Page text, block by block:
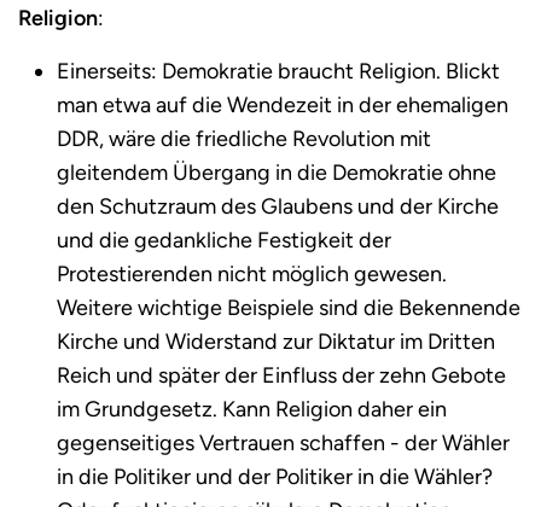
Religion:
Einerseits: Demokratie braucht Religion. Blickt
man etwa auf die Wendezeit in der ehemaligen
DDR, wäre die friedliche Revolution mit
gleitendem Übergang in die Demokratie ohne
den Schutzraum des Glaubens und der Kirche
und die gedankliche Festigkeit der
Protestierenden nicht möglich gewesen.
Weitere wichtige Beispiele sind die Bekennende
Kirche und Widerstand zur Diktatur im Dritten
Reich und später der Einfluss der zehn Gebote
im Grundgesetz. Kann Religion daher ein
gegenseitiges Vertrauen schaffen - der Wähler
in die Politiker und der Politiker in die Wähler?